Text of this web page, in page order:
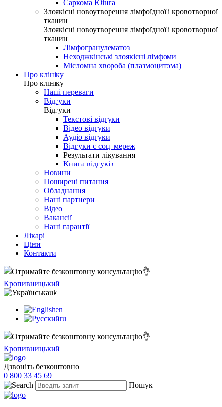
Саркома Юінга
Злоякісні новоутворення лімфоїдної і кровотворної
тканин
Злоякісні новоутворення лімфоїдної і кровотворної
тканин
Лімфогранулематоз
Неходжкінські злоякісні лімфоми
Мієломна хвороба (плазмоцитома)
Про клініку
Про клініку
Наші переваги
Відгуки
Відгуки
Текстові відгуки
Відео відгуки
Аудіо відгуки
Відгуки с соц. мереж
Результати лікування
Книга відгуків
Новини
Поширені питання
Обладнання
Наші партнери
Відео
Вакансії
Наші гарантії
Лікарі
Ціни
Контакти
Кропивницький
uk
en
ru
Кропивницький
Дзвоніть безкоштовно
0 800 33 45 69
Пошук